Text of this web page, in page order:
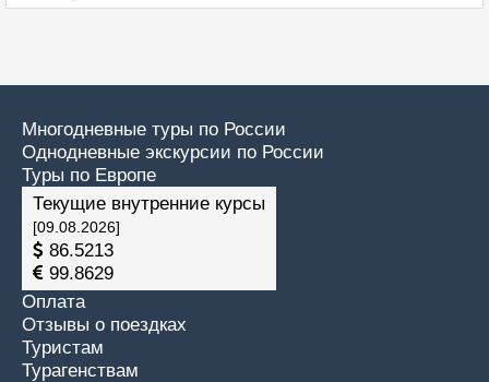
Многодневные туры по России
Однодневные экскурсии по России
Туры по Европе
Текущие внутренние курсы
[09.08.2026]
86.5213
99.8629
Оплата
Отзывы о поездках
Туристам
Турагенствам